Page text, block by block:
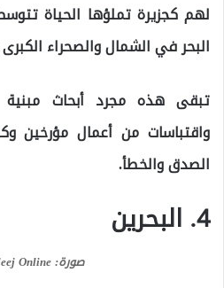
لهم كجزيرة تملؤها الحياة
البحر في الشمال والصحراء
تبقى هذه مجرد أبحاث
واقتباسات من أعمال مؤرخين
الصدق والخطأ.
4. البحرين
صورة: Alkhaleej Online‎